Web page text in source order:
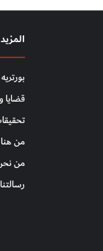
المزيد
بورتريه
قضايا
من
من
رسالتنا